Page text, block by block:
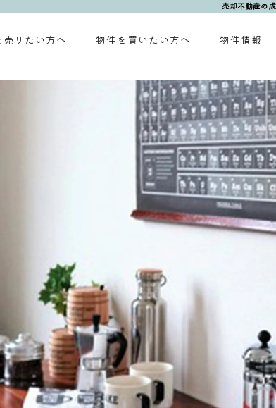
売却不動産の
売りたい方へ 物件を買いたい方へ 物件情報